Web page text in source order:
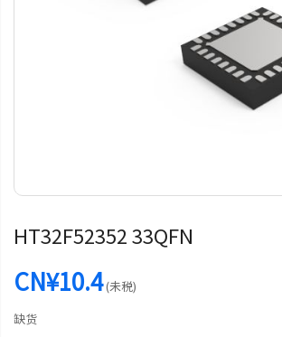
HT32F52352 33QFN
CN¥10.4(未税)
缺货